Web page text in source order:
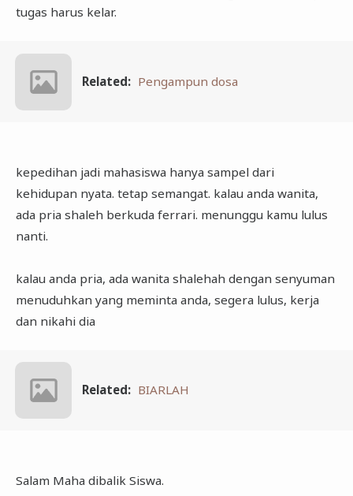
tugas harus kelar.
Related: Pengampun dosa
kepedihan jadi mahasiswa hanya sampel dari
kehidupan nyata. tetap semangat. kalau anda wanita,
ada pria shaleh berkuda ferrari. menunggu kamu lulus
nanti.
kalau anda pria, ada wanita shalehah dengan senyuman
menuduhkan yang meminta anda, segera lulus, kerja
dan nikahi dia
Related: BIARLAH
Salam Maha dibalik Siswa.